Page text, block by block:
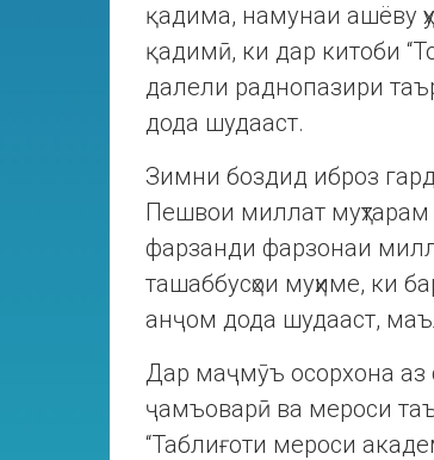
қадима, намунаи ашёву
қадимӣ, ки дар китоби
далели раднопазири
дода шудааст.
Зимни боздид иброз
Пешвои миллат
фарзанди фарзонаи
ташаббусҳои муҳиме, ки
анҷом дода шудааст,
Дар маҷмӯъ осорхона аз
ҷамъоварӣ ва мероси
“Таблиғоти мероси